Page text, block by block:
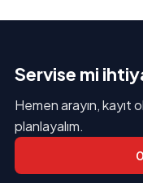
Servise mi
Hemen arayın, kayıt
planlayalım.